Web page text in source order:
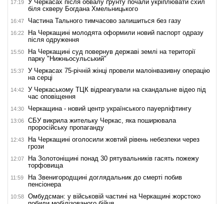
17:19
У Черкасах після обвалу ґрунту почали укріплювати схил
біля скверу Богдана Хмельницького
16:47 Частина Тального тимчасово залишиться без газу
16:22
На Черкащині молодята оформили новий паспорт одразу
після одруження
15:50
На Черкащині суд повернув державі землі на території
парку "Нижньосульський"
15:37
У Черкасах 75-річній жінці провели малоінвазивну операцію
на серці
14:42
У Черкаському ТЦК відреагували на скандальне відео під
час оповіщення
14:30 Черкащина - новий центр українського пауерліфтингу
13:06
СБУ викрила жительку Черкас, яка поширювала
проросійську пропаганду
12:43
На Черкащині оголосили жовтий рівень небезпеки через
грози
12:07
На Золотоніщині понад 30 рятувальників гасять пожежу
торфовища
11:59
На Звенигородщині доглядальник до смерті побив
пенсіонера
10:58
Омбудсман: у військовій частині на Черкащині жорстоко